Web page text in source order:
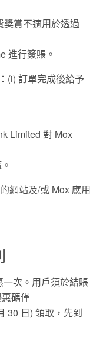
賞不適用於透過
進行簽賬。
(i) 訂單完成後給予
Limited 對 Mox
網站及/或 Mox 應用
次。用戶須於結賬
碼僅
30 日) 領取，先到